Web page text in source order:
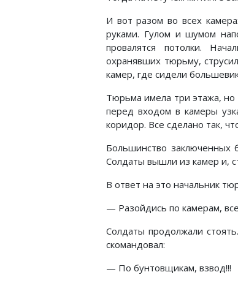
И вот разом во всех
руками. Гулом и шумом
провалятся потолки.
охранявших тюрьму,
камер, где сидели
Тюрьма имела три этажа,
перед входом в камеры
коридор. Все сделано так,
Большинство
Солдаты вышли из камер и,
В ответ на это начальник
— Разойдись по камерам,
Солдаты продолжали
скомандовал:
— По бунтовщикам, взвод!!!